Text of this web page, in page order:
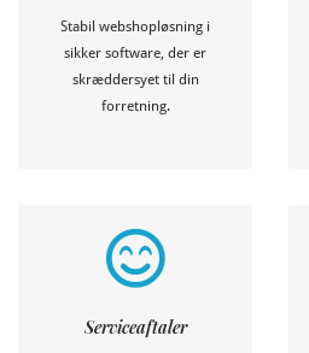
Stabil webshopløsning i
sikker software, der er
skræddersyet til din
forretning.
Webshops
Webshop med WordPress og
WooCommerce, specialbygget til
Serviceaftaler